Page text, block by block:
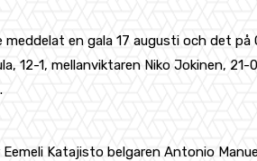
meddelat en gala 17 augusti och det
12-1, mellanviktaren Niko Jokinen,
Katajisto belgaren Antonio